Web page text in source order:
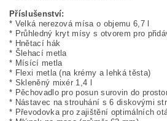
Příslušenství:
* Velká nerezová mísa o objemu 6,7 l
* Průhledný kryt mísy s otvorem pro
* Hnětací hák
* Šlehací metla
* Mísící metla
* Flexi metla (na krémy a lehká těsta)
* Skleněný mixér 1,4 l
* Pěchovadlo pro posun surovin do
* Nástavec na strouhání s 6 diskovými
* Převodovka pro zajištění optimálních